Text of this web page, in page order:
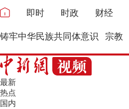
即时 时政 财经
铸牢中华民族共同体意识 宗教
最新
热点
国内